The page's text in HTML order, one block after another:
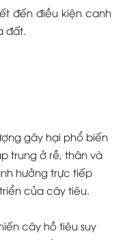
đến điều kiện canh
đất.
gây hại phổ biến
trung ở rễ, thân và
hưởng trực tiếp
của cây tiêu.
cây hồ tiêu suy